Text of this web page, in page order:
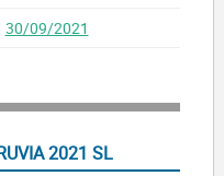
30/09/2021
2021 SL